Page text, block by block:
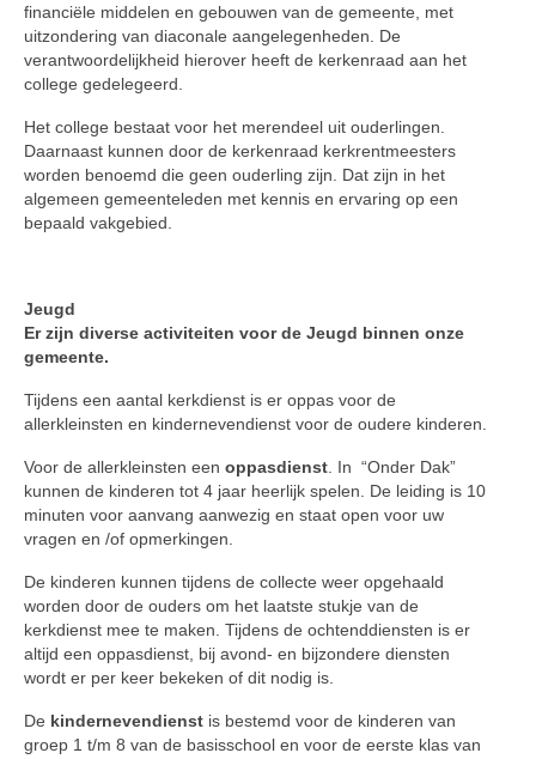
financiële middelen en gebouwen van de gemeente, met
uitzondering van diaconale aangelegenheden. De
verantwoordelijkheid hierover heeft de kerkenraad aan het
college gedelegeerd.
Het college bestaat voor het merendeel uit ouderlingen.
Daarnaast kunnen door de kerkenraad kerkrentmeesters
worden benoemd die geen ouderling zijn. Dat zijn in het
algemeen gemeenteleden met kennis en ervaring op een
bepaald vakgebied.
Jeugd
Er zijn diverse activiteiten voor de Jeugd binnen onze
gemeente.
Tijdens een aantal kerkdienst is er oppas voor de
allerkleinsten en kindernevendienst voor de oudere kinderen.
Voor de allerkleinsten een oppasdienst . In “Onder Dak”
kunnen de kinderen tot 4 jaar heerlijk spelen. De leiding is 10
minuten voor aanvang aanwezig en staat open voor uw
vragen en /of opmerkingen.
De kinderen kunnen tijdens de collecte weer opgehaald
worden door de ouders om het laatste stukje van de
kerkdienst mee te maken. Tijdens de ochtenddiensten is er
altijd een oppasdienst, bij avond- en bijzondere diensten
wordt er per keer bekeken of dit nodig is.
De kindernevendienst is bestemd voor de kinderen van
groep 1 t/m 8 van de basisschool en voor de eerste klas van